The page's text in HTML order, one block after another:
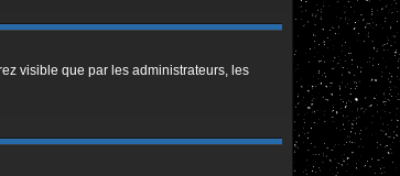
visible que par les administrateurs, les